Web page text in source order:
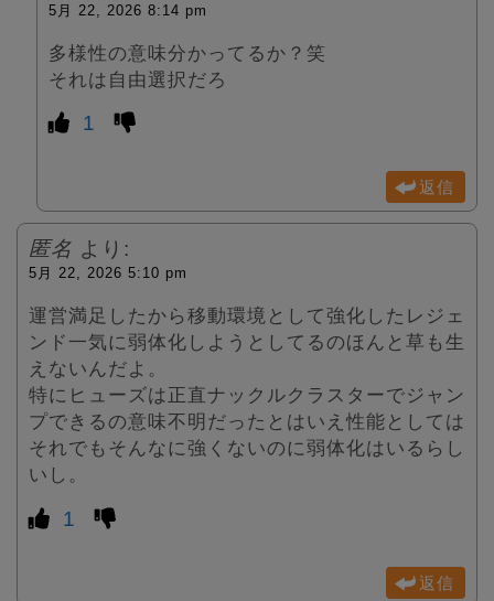
5月 22, 2026 8:14 pm
多様性の意味分かってるか？笑
それは自由選択だろ
1
返信
匿名 より:
5月 22, 2026 5:10 pm
運営満足したから移動環境として強化したレジェ
ンド一気に弱体化しようとしてるのほんと草も生
えないんだよ。
特にヒューズは正直ナックルクラスターでジャン
プできるの意味不明だったとはいえ性能としては
それでもそんなに強くないのに弱体化はいるらし
いし。
1
返信